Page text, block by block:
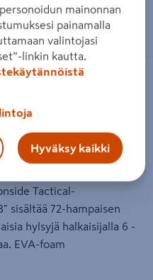
kosketusnäytöllä
33-
: 3394661023872
Tactical-
sisältää 72-hampaisen
hylsyjä halkaisijalla 6 -
EVA-foam
mainonnan
painamalla
valintojasi
linkin kautta.
Hyväksy kaikki